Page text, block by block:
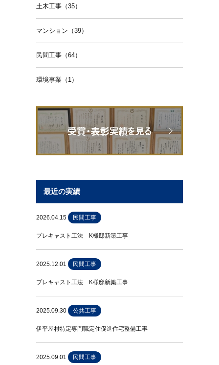
土木工事（35）
マンション（39）
民間工事（64）
環境事業（1）
最近の実績
2026.04.15 民間工事
プレキャスト工法 K様邸新築工事
2025.12.01 民間工事
プレキャスト工法 K様邸新築工事
2025.09.30 公共工事
伊平屋村特定専門職定住促進住宅整備工事
2025.09.01 民間工事